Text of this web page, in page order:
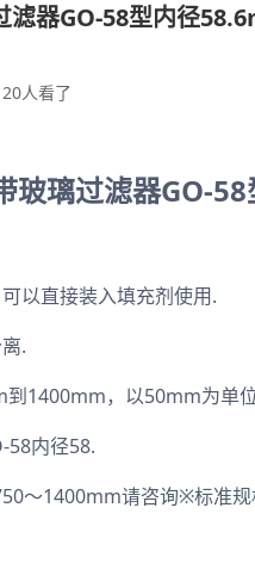
滤器GO-58型内径
人看了
玻璃过滤器GO-
以直接装入填充剂使用.
.
到1400mm，以50mm为单
58内径58.
～1400mm请咨询※标准